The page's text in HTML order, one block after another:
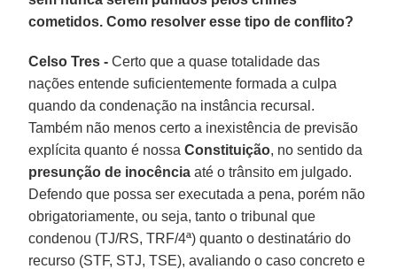
cometidos. Como resolver esse tipo de conflito?
Celso Tres - Certo que a quase totalidade das
nações entende suficientemente formada a culpa
quando da condenação na instância recursal.
Também não menos certo a inexistência de previsão
explícita quanto é nossaConstituição, no sentido da
presunção de inocência até o trânsito em julgado.
Defendo que possa ser executada a pena, porém não
obrigatoriamente, ou seja, tanto o tribunal que
condenou (TJ/RS, TRF/4ª) quanto o destinatário do
recurso (STF, STJ, TSE), avaliando o caso concreto e